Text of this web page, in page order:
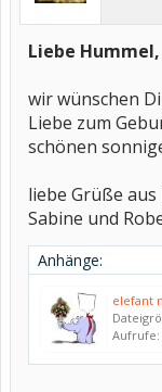
Liebe Hummel,
wir wünschen
Liebe zum
schönen
liebe Grüße
Sabine und
Anhänge:
elefant
Aufrufe: